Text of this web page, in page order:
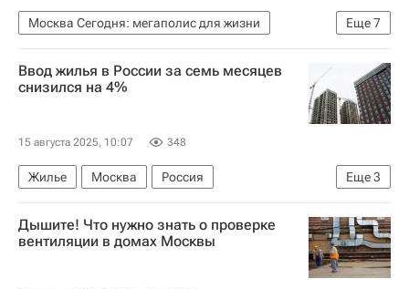
Еще7
Москва Сегодня: мегаполис для жизни
Москва
Мосжилинспекция
Городское хозяйство Москвы
Жилье
ЖКХ Управляющие компании
Ввод жилья в России за семь месяцев
снизился на 4%
15 августа 2025, 10:07 348
Еще3
Жилье Москва
Россия
Московская область (Подмосковье)
Федеральная служба государственной статистики (Росстат)
Дышите! Что нужно знать о проверке
вентиляции в домах Москвы